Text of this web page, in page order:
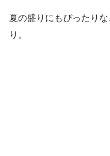
夏の盛りにもぴったり
り。